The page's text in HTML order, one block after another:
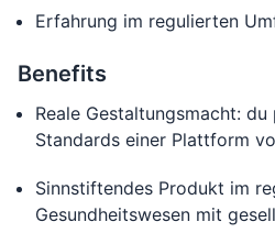
Erfahrung im regulierten
Benefits
Reale Gestaltungsmacht:
Standards einer Plattform
Sinnstiftendes Produkt im
Gesundheitswesen mit